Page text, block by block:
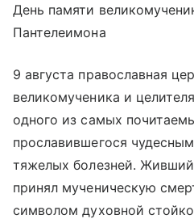
День памяти
Пантелеимона
9 августа православная
великомученика и
одного из самых
прославившегося
тяжелых болезней. Живший
принял мученическую
символом духовной